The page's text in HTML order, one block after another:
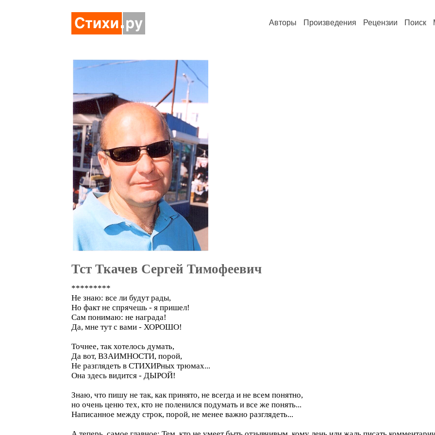
Авторы Произведения Рецензии Поиск
Тст Ткачев Сергей Тимофеевич
*********
Не знаю: все ли будут рады,
Но факт не спрячешь - я пришел!
Сам понимаю: не награда!
Да, мне тут с вами - ХОРОШО!
Точнее, так хотелось думать,
Да вот, ВЗАИМНОСТИ, порой,
Не разглядеть в СТИХИРных трюмах...
Она здесь видится - ДЫРОЙ!
Знаю, что пишу не так, как принято, не всегда и не всем понятно,
но очень ценю тех, кто не поленился подумать и все же понять...
Написанное между строк, порой, не менее важно разглядеть...